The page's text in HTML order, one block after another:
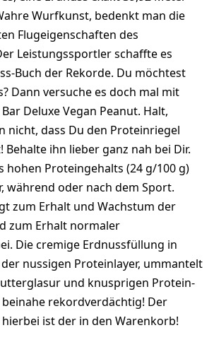
Wurfkunst, bedenkt man die
Flugeigenschaften des
Leistungssportler schaffte es
Buch der Rekorde. Du möchtest
Dann versuche es doch mal mit
Deluxe Vegan Peanut. Halt,
nicht, dass Du den Proteinriegel
ihn lieber ganz nah bei Dir.
hohen Proteingehalts (24 g/100 g)
während oder nach dem Sport.
zum Erhalt und Wachstum der
zum Erhalt normaler
Die cremige Erdnussfüllung in
nussigen Proteinlayer, ummantelt
und knusprigen Protein-
beinahe rekordverdächtig! Der
ist der in den Warenkorb!